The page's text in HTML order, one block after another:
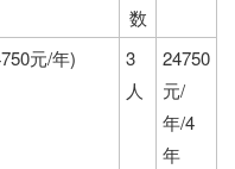
数
元/年)
3
人
24750
元/
年/4
年